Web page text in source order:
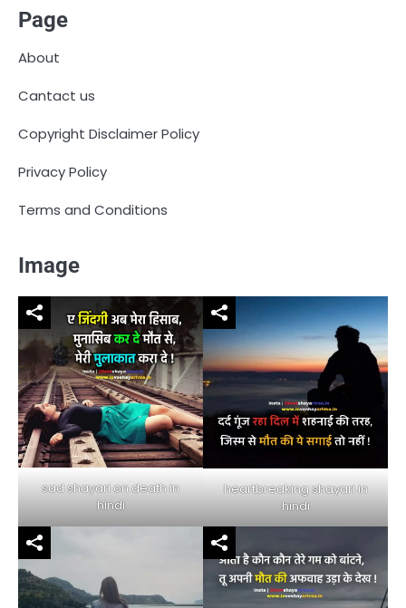
Page
About
Cantact us
Copyright Disclaimer Policy
Privacy Policy
Terms and Conditions
Image
sad shayari on death in
hindi
heartbreaking shayari in
hindi